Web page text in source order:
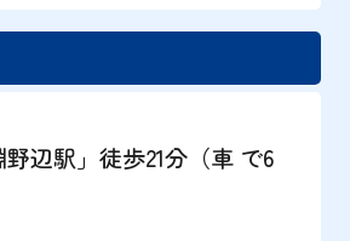
辺駅」徒歩21分（車 で6